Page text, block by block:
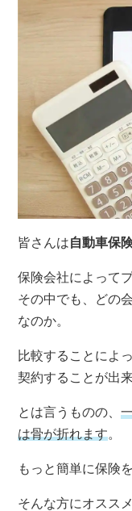
皆さんは自動車保
保険会社によって
その中でも、どの
なのか。
比較することによ
契約することが出
とは言うものの、
は骨が折れます。
もっと簡単に保険
そんな方にオスス